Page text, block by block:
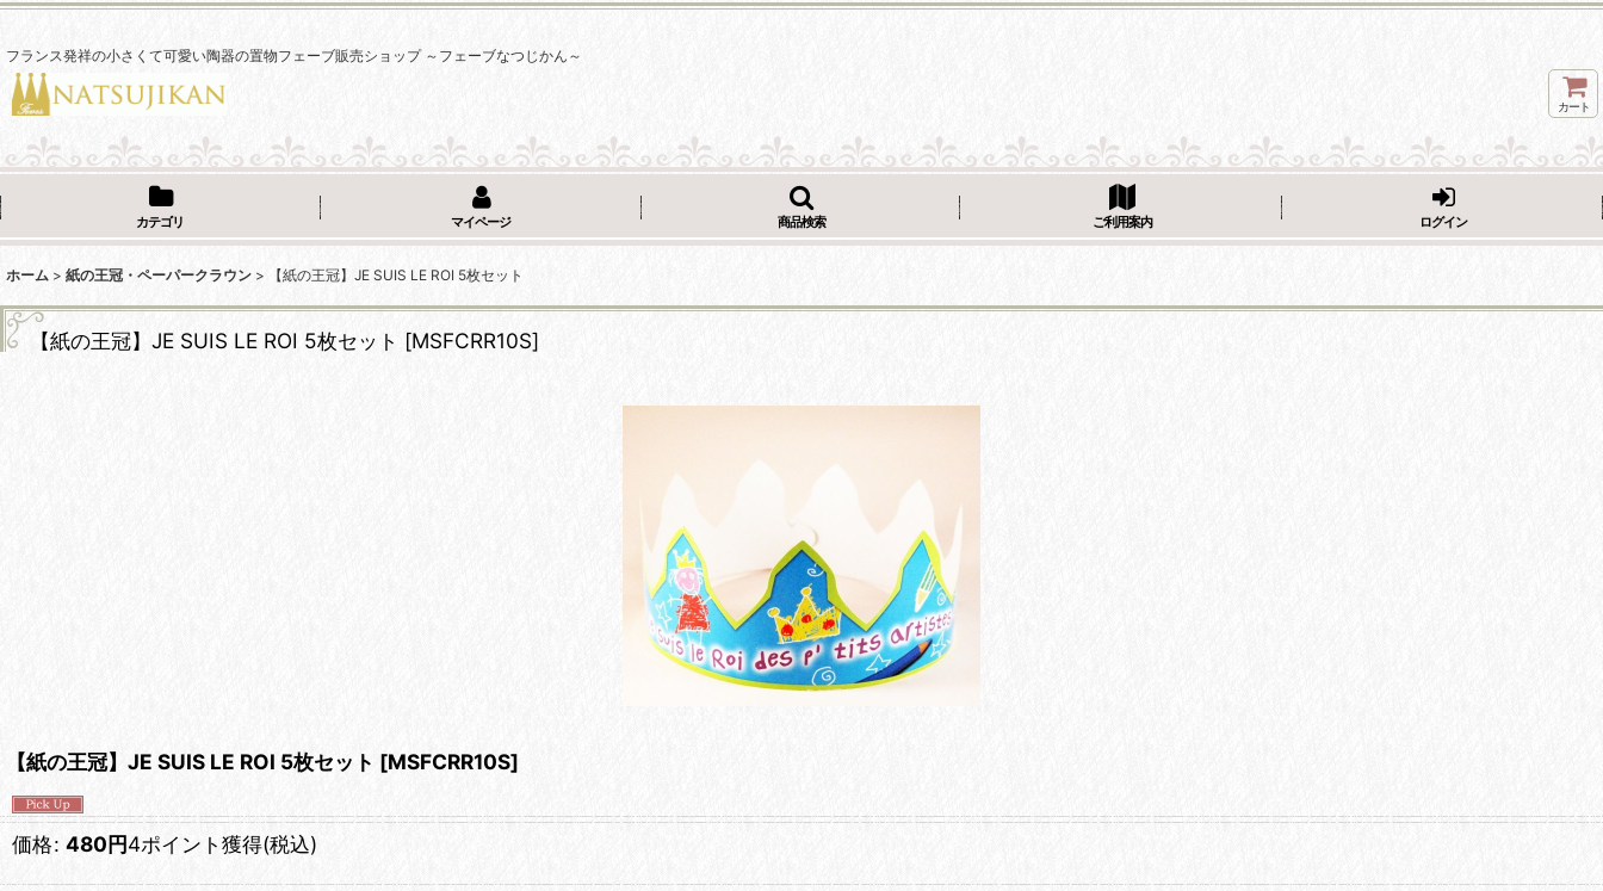
フランス発祥の小さくて可愛い陶器の置物フェーブ販売ショップ ～フェーブなつじかん～
カート
カテゴリ マイページ 商品検索 ご利用案内 ログイン
ホーム > 紙の王冠・ペーパークラウン > 【紙の王冠】JE SUIS LE ROI 5枚セット
【紙の王冠】JE SUIS LE ROI 5枚セット [MSFCRR10S]
【紙の王冠】JE SUIS LE ROI 5枚セット [MSFCRR10S]
価格: 480円4ポイント獲得(税込)